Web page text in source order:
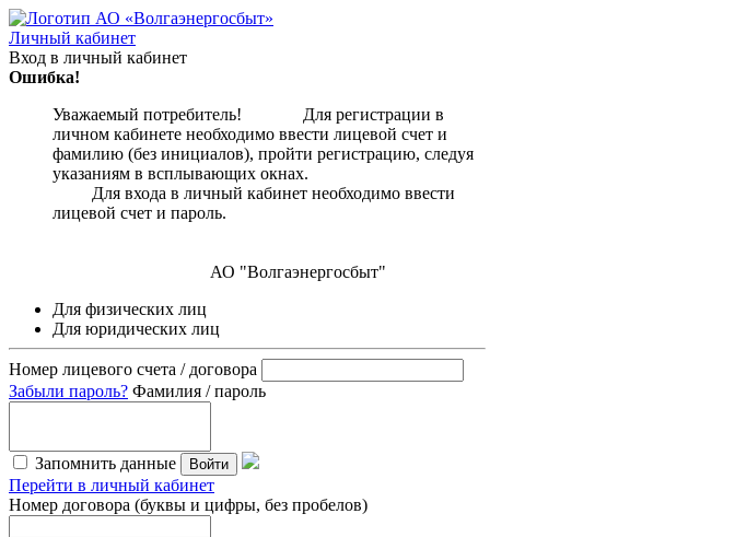
Личный кабинет
Вход в личный кабинет
Ошибка!
Уважаемый потребитель! Для регистрации в
личном кабинете необходимо ввести лицевой счет и
фамилию (без инициалов), пройти регистрацию, следуя
указаниям в всплывающих окнах.
Для входа в личный кабинет необходимо ввести
лицевой счет и пароль.
АО "Волгаэнергосбыт"
Для физических лиц
Для юридических лиц
Номер лицевого счета / договора
Забыли пароль? Фамилия / пароль
Запомнить данные Войти
Перейти в личный кабинет
Номер договора (буквы и цифры, без пробелов)